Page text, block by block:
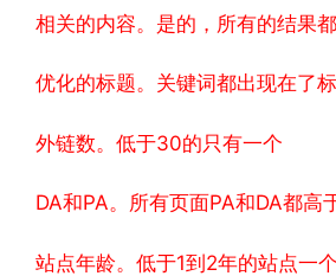
相关的内容。是的，所有的结果
优化的标题。关键词都出现在了
外链数。低于30的只有一个
DA和PA。所有页面PA和DA都高
站点年龄。低于1到2年的站点一